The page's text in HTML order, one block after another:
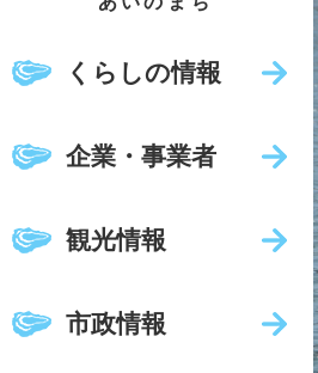
くらしの情報
企業・事業者
観光情報
市政情報